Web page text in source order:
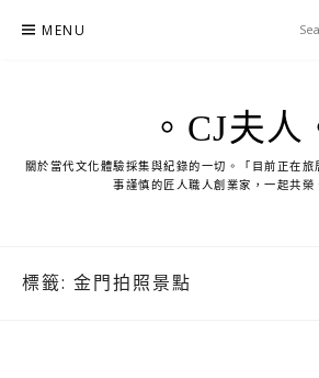
MENU
。CJ夫人
關於當代文化體驗採集與紀錄的一切。「目前正在
事謹慎的匠人職人創業家，一起共榮
標籤: 金門拍照景點